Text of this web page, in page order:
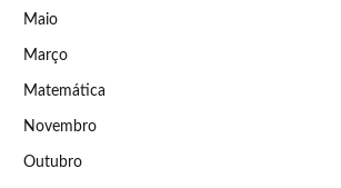
Maio
Março
Matemática
Novembro
Outubro